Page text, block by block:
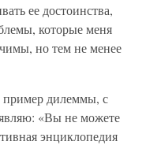
ее достоинства,
которые меня
но тем не менее
дилеммы, с
«Вы не можете
энциклопедия